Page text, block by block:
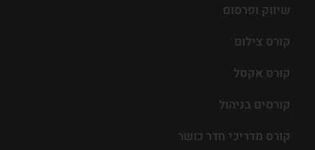
שיווק ופרסום
קורס צילום
קורס אקסל
קורסים בניהול
קורס מדריכי חדר כושר